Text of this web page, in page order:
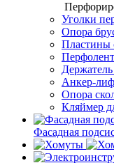
Уголки
Опора
Пластины
Анкер-
Опора
Кляймер
Фасадная